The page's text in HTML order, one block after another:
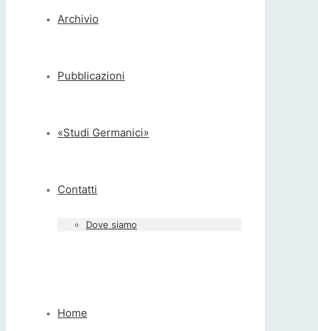
Archivio
Pubblicazioni
«Studi Germanici»
Contatti
Dove siamo
Home